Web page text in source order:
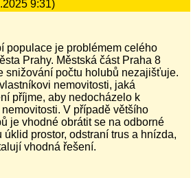
9:31)
populace je problémem celého
Prahy. Městská část Praha 8
snižování počtu holubů nezajišťuje.
nemovitosti, jaká
příjme, aby nedocházelo k
V případě většího
je vhodné obrátit se na odborné
úklid prostor, odstraní trus a hnízda,
vhodná řešení.